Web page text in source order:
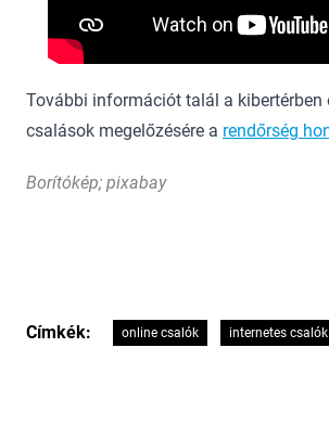
További információt talál a kibertérben
csalások megelőzésére a rendőrség
Borítókép; pixabay
Címkék: online csalók internetes csalók